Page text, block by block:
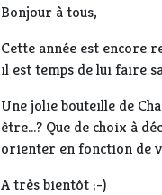
Bonjour à tous,
Cette année est encore
il est temps de lui faire
Une jolie bouteille de
être...? Que de choix à
orienter en fonction de
A très bientôt ;-)